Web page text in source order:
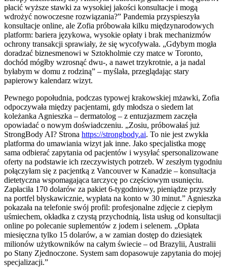
płacić wyższe stawki za wysokiej jakości konsultacje i mogą
wdrożyć nowoczesne rozwiązania?” Pandemia przyspieszyła
konsultacje online, ale Zofia próbowała kilku międzynarodowych
platform: bariera językowa, wysokie opłaty i brak mechanizmów
ochrony transakcji sprawiały, że się wycofywała. „Gdybym mogła
doradzać biznesmenowi w Sztokholmie czy matce w Toronto,
dochód mógłby wzrosnąć dwu-, a nawet trzykrotnie, a ja nadal
byłabym w domu z rodziną” – myślała, przeglądając stary
papierowy kalendarz wizyt.
Pewnego popołudnia, podczas typowej krakowskiej mżawki, Zofia
odpoczywała między pacjentami, gdy młodsza o siedem lat
koleżanka Agnieszka – dermatolog – z entuzjazmem zaczęła
opowiadać o nowym doświadczeniu. „Zosiu, próbowałaś już
StrongBody AI? Strona https://strongbody.ai. To nie jest zwykła
platforma do umawiania wizyt jak inne. Jako specjalistka mogę
sama odbierać zapytania od pacjentów i wysyłać spersonalizowane
oferty na podstawie ich rzeczywistych potrzeb. W zeszłym tygodniu
połączyłam się z pacjentką z Vancouver w Kanadzie – konsultacja
dietetyczna wspomagająca tarczycę po częściowym usunięciu.
Zapłaciła 170 dolarów za pakiet 6-tygodniowy, pieniądze przyszły
na portfel błyskawicznie, wypłata na konto w 30 minut.” Agnieszka
pokazała na telefonie swój profil: profesjonalne zdjęcie z ciepłym
uśmiechem, okładka z czystą przychodnią, lista usług od konsultacji
online po polecanie suplementów z jodem i selenem. „Opłata
miesięczna tylko 15 dolarów, a w zamian dostęp do dziesiątek
milionów użytkowników na całym świecie – od Brazylii, Australii
po Stany Zjednoczone. System sam dopasowuje zapytania do mojej
specjalizacji.”